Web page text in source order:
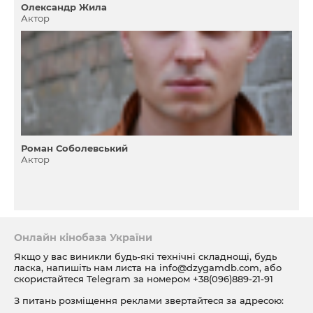
Олександр Жила
Актор
Роман Соболевський
Актор
Онлайн кінобаза України
Якщо у вас виникли будь-які технічні складнощі, будь
ласка, напишіть нам листа на info@dzygamdb.com, або
скористайтеся Telegram за номером +38(096)889-21-91
З питань розміщення реклами звертайтеся за адресою: